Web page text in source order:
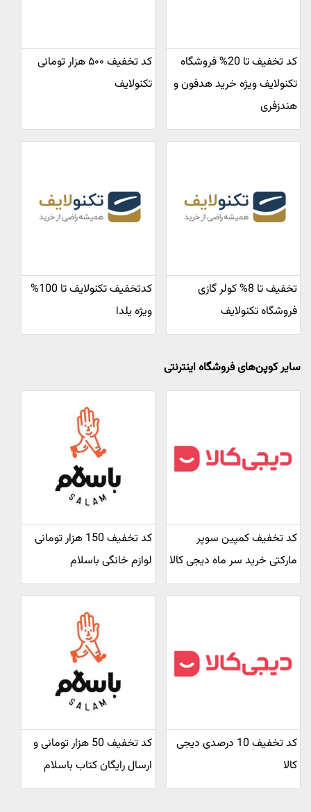
کد تخفیف تا 20% فروشگاه
تکنولایف ویژه خرید هدفون و
هندزفری
کد تخفیف ۵۰۰ هزار تومانی
تکنولایف
تخفیف تا 8% کولر گازی
فروشگاه تکنولایف
کدتخفیف تکنولایف تا 100%
ویژه یلدا
سایر کوپن‌های فروشگاه اینترنتی
کد تخفیف کمپین سوپر
مارکتی خرید سر ماه دیجی کالا
کد تخفیف 150 هزار تومانی
لوازم خانگی باسلام
کد تخفیف 10 درصدی دیجی
کالا
کد تخفیف 50 هزار تومانی و
ارسال رایگان کتاب باسلام